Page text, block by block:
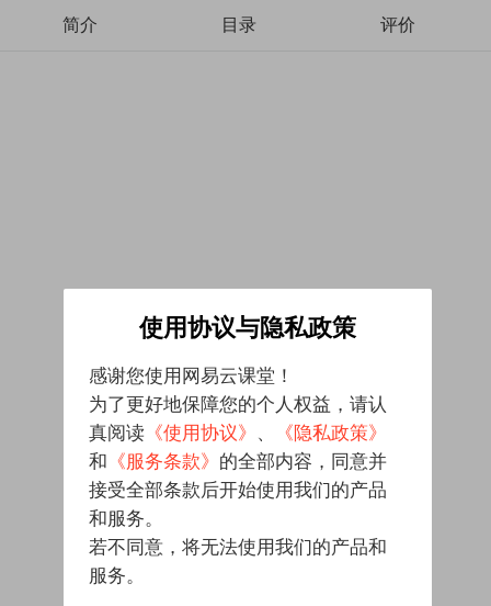
简介 目录 评价
使用协议与隐私政策
感谢您使用网易云课堂！
为了更好地保障您的个人权益，请认
真阅读 《使用协议》 、
《隐私政策》
和 《服务条款》 的全部内容，同意并
接受全部条款后开始使用我们的产品
和服务。
若不同意，将无法使用我们的产品和
服务。